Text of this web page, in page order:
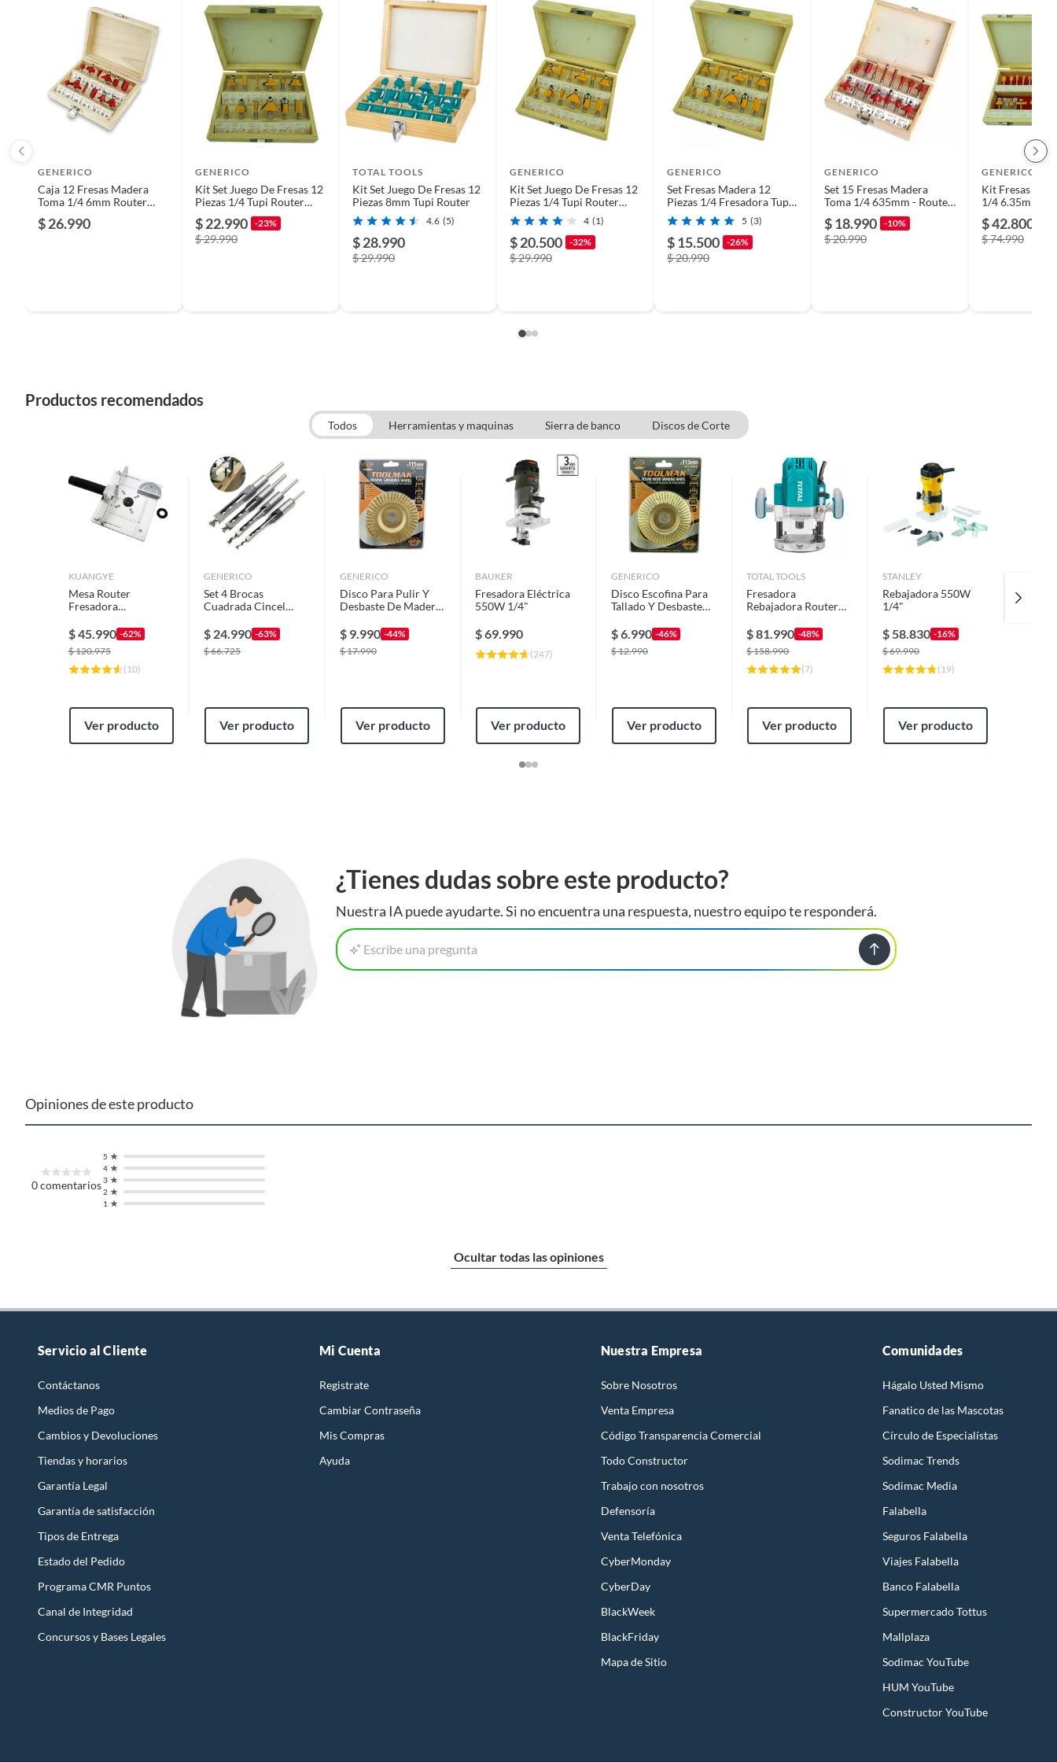
De uso personal.
Material Acero
Tipo de fresadora
Tipo de trabajo Carpintero
Alto
GENERICO
Caja 12 Fresas Madera
Toma 1/4 6mm Router
$ 26.990
GENERICO
Kit Set Juego De Fresas 12
Piezas 1/4 Tupi Router
$ 22.990 -23%
$ 29.990
TOTAL TOOLS
Kit Set Juego De Fresas 12
Piezas 8mm Tupi Router
4.6 (5)
$ 28.990
$ 29.990
GENERICO
Kit Set Juego De Fresas 12
Piezas 1/4 Tupi Router
Toolmak
4 (1)
$ 20.500 -32%
$ 29.990
GENERICO
Set Fresas Madera 12
Piezas 1/4 Fresadora Tupi
Router Crownman
5 (3)
$ 15.500 -26%
$ 20.990
GENERICO
Set 15 Fresas Madera
Toma 1/4 635mm - Router
Tupi Fresadora
$ 18.990 -10%
$ 20.990
GENERICO
Kit Fresas 24
1/4 6.35mm
$ 42.800
$ 74.990
Productos recomendados
Todos Herramientas y maquinas Sierra de banco Discos de Corte
KUANGYE
Mesa Router
Fresadora
Carpintería
Protección
$45.990 -62%
$120.975
( 10)
Ver producto
GENERICO
Set 4 Brocas
Cuadrada Cincel
$ 24.990 -63%
$66.725
Ver producto
GENERICO
Disco Para Pulir Y
Desbaste De Madera
$ 9.990 -44%
$17.990
Ver producto
BAUKER
Fresadora Eléctrica
550W 1/4"
$69.990
(247)
Ver producto
GENERICO
Disco Escofina Para
Tallado Y Desbaste
Tmk
$6.990 -46%
$12.990
Ver producto
TOTAL TOOLS
Fresadora
Rebajadora Router
$81.990 -48%
$158.990
(7)
Ver producto
STANLEY
Rebajadora 550W
1/4"
$ 58.830 -16%
$69.990
( 19)
Ver producto
7
Cnc
¿Tienes dudas sobre este producto?
Nuestra IA puede ayudarte. Si no encuentra una respuesta, nuestro equipo te responderá.
Escribe una pregunta
Opiniones de este producto
0comentarios
1
2
3
4
5
Ocultar todas las opiniones
Servicio al Cliente
Contáctanos
Medios de Pago
Cambios y Devoluciones
Tiendas y horarios
Garantía Legal
Garantía de satisfacción
Tipos de Entrega
Estado del Pedido
Programa CMR Puntos
Canal de Integridad
Concursos y Bases Legales
Mi Cuenta
Registrate
Cambiar Contraseña
Mis Compras
Ayuda
Nuestra Empresa
Sobre Nosotros
Venta Empresa
Código Transparencia Comercial
Todo Constructor
Trabajo con nosotros
Defensoría
Venta Telefónica
CyberMonday
CyberDay
BlackWeek
BlackFriday
Mapa de Sitio
Comunidades
Hágalo Usted Mismo
Fanatico de las Mascotas
Círculo de Especialístas
Sodimac Trends
Sodimac Media
Falabella
Seguros Falabella
Viajes Falabella
Banco Falabella
Supermercado Tottus
Mallplaza
Sodimac YouTube
HUM YouTube
Constructor YouTube